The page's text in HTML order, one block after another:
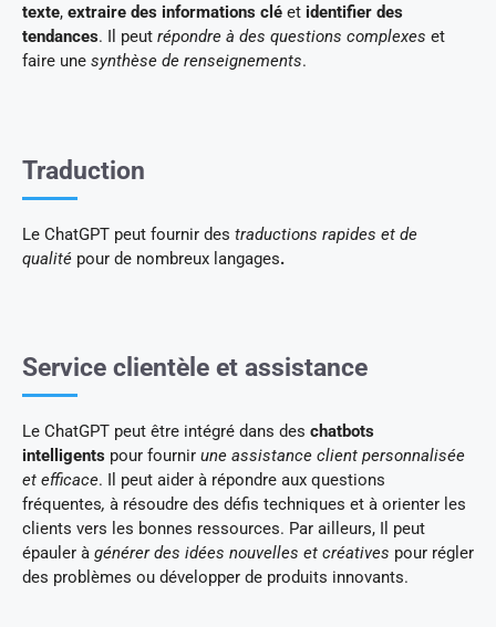
texte, extraire des informations clé et identifier des
tendances. Il peut répondre à des questions complexes et
faire une synthèse de renseignements.
Traduction
Le ChatGPT peut fournir des traductions rapides et de
qualité pour de nombreux langages.
Service clientèle et assistance
Le ChatGPT peut être intégré dans des chatbots
intelligents pour fournir une assistance client personnalisée
et efficace. Il peut aider à répondre aux questions
fréquentes, à résoudre des défis techniques et à orienter les
clients vers les bonnes ressources. Par ailleurs, Il peut
épauler à générer des idées nouvelles et créatives pour régler
des problèmes ou développer de produits innovants.